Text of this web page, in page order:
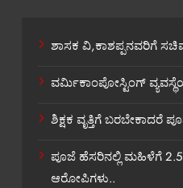
ಶಾಸಕ ವಿ,ಕಾಶಪ್ಪನವರಿಗೆ
ವರ್ಮಿಕಾಂಪೋಸ್ಟಿಂಗ್
ಶಿಕ್ಷಕ ವೃತ್ತಿಗೆ ಬರಬೇಕಾದರೆ
ಪೂಜೆ ಹೆಸರಿನಲ್ಲಿ ಮಹಿಳೆಗೆ
ಆರೋಪಿಗಳು..